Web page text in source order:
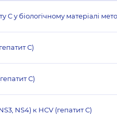
С у біологічному матеріалі
С)
С)
NS4) к HCV (гепатит С)